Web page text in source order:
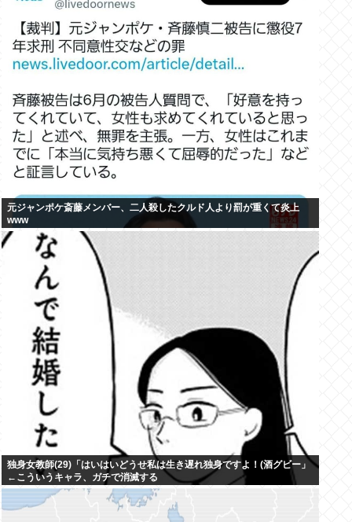
元ジャンポケ斎藤メンバー、二人殺したクルド人より罰が重くて炎上
www
独身女教師(29)「はいはいどうせ私は生き遅れ独身ですよ！(酒グビー」
←こういうキャラ、ガチで消滅する